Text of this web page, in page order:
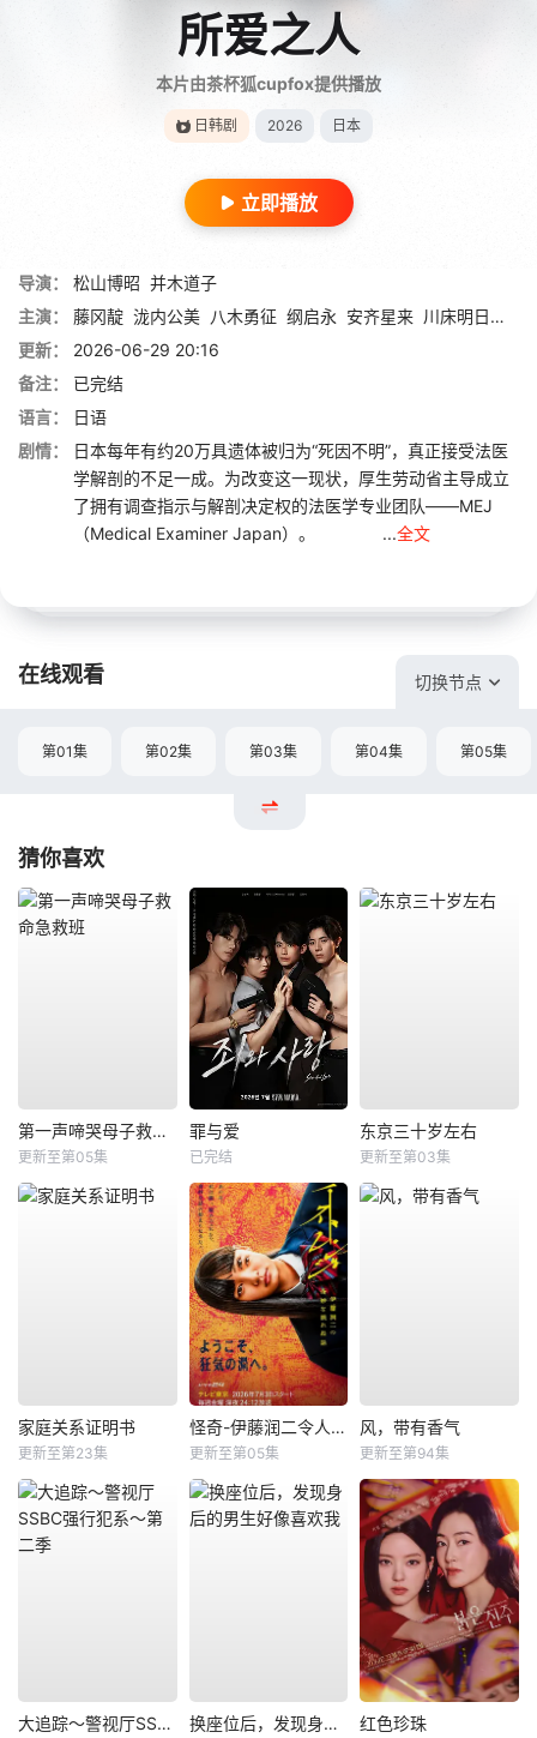
所爱之人
本片由茶杯狐cupfox提供播放
日韩剧 2026 日本
立即播放
导演： 松山博昭 并木道子
主演：
藤冈靛 泷内公美 八木勇征 纲启永 安齐星来 川床明日香
更新：
2026-06-29 20:16
备注：
已完结
语言：
日语
剧情：
日本每年有约20万具遗体被归为“死因不明”，真正接受法医
学解剖的不足一成。为改变这一现状，厚生劳动省主导成立
了拥有调查指示与解剖决定权的法医学专业团队——MEJ
（Medical Examiner Japan）。 ...全文
在线观看 切换节点
第01集 第02集 第03集 第04集 第05集
猜你喜欢
第一声啼哭母子救命急救班
更新至第05集
罪与爱
已完结
东京三十岁左右
更新至第03集
家庭关系证明书
更新至第23集
怪奇-伊藤润二令人彻夜难眠的奇异故事－
更新至第05集
风，带有香气
更新至第94集
大追踪〜警视厅SSBC强行犯系〜第二季 换座位后，发现身后的男生好像喜欢我 红色珍珠